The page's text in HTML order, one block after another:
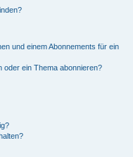
und einem Abonnements für ein
oder ein Thema abonnieren?